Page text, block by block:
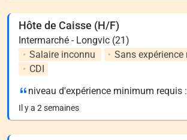
Hôte de Caisse (H/F)
Intermarché - Longvic (21)
Salaire inconnu
Sans expérience
CDI
niveau d'expérience minimum requis
Il y a 2 semaines